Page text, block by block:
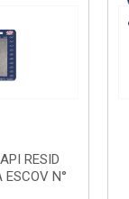
RESID
ESCOV N°